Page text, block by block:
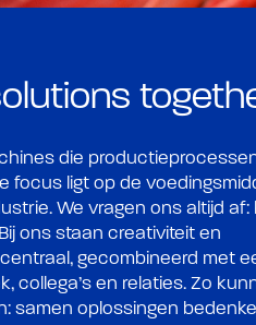
die
focus ligt op de
We vragen ons altijd af:
ons staan creativiteit en
gecombineerd met
collega’s en relaties. Zo
samen oplossingen